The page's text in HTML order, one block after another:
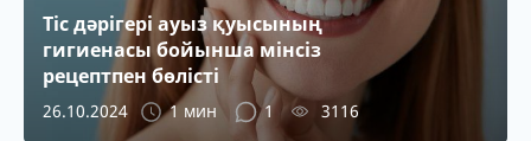
Тіс дәрігері ауыз қуысының
гигиенасы бойынша мінсіз
рецептпен бөлісті
26.10.2024 1 мин 1 3116